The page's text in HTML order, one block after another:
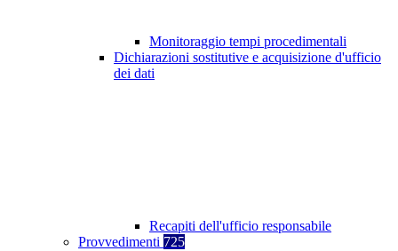
Monitoraggio tempi procedimentali
Dichiarazioni sostitutive e acquisizione d'ufficio
dei dati
Recapiti dell'ufficio responsabile
Provvedimenti 725